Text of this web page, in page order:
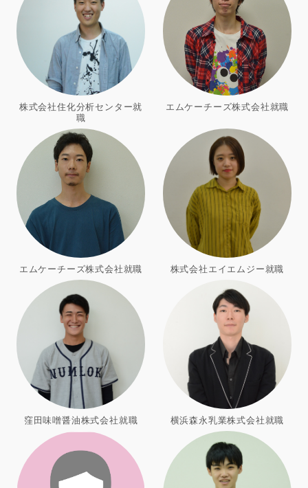
株式会社住化分析センター就
職
エムケーチーズ株式会社就職
エムケーチーズ株式会社就職 株式会社エイエムジー就職
窪田味噌醤油株式会社就職 横浜森永乳業株式会社就職